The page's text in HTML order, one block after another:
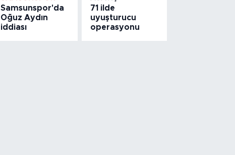
Samsunspor'da
Oğuz Aydın
iddiası
71 ilde
uyuşturucu
operasyonu